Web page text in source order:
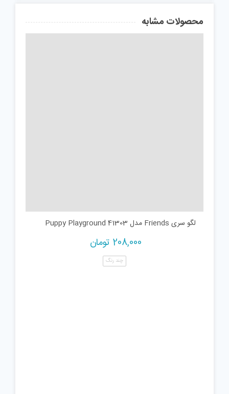
محصولات مشابه
لگو سری Friends مدل Puppy Playground 41303
208,000 تومان
چند رنگ